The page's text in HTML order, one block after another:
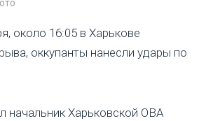
около 16:05 в Харькове
оккупанты нанесли удары по
начальник Харьковской ОВА